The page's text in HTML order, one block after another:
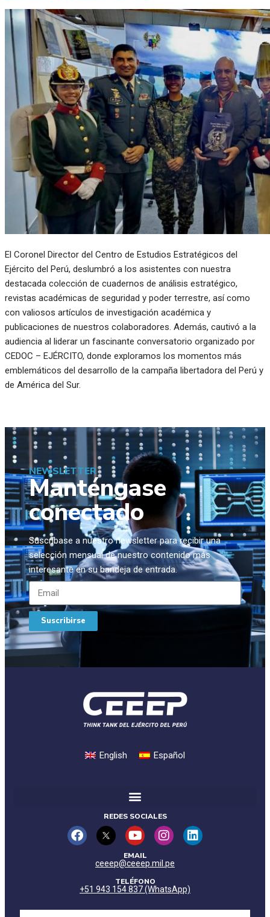
El Coronel Director del Centro de Estudios Estratégicos del
Ejército del Perú, deslumbró a los asistentes con nuestra
destacada colección de cuadernos de análisis estratégico,
revistas académicas de seguridad y poder terrestre, así como
con valiosos artículos de investigación académica y
publicaciones de nuestros colaboradores. Además, cautivó a la
audiencia al liderar un fascinante conversatorio organizado por
CEDOC – EJÉRCITO, donde exploramos los momentos más
emblemáticos del desarrollo de la campaña libertadora del Perú y
de América del Sur.
NEWSLETTER
Manténgase
conectado
Suscríbase a nuestro newsletter para recibir una
selección mensual de nuestro contenido más
interesante en su bandeja de entrada.
Suscribirse
English Español
REDES SOCIALES
EMAIL
ceeep@ceeep.mil.pe
TELÉFONO
+51 943 154 837 (WhatsApp)